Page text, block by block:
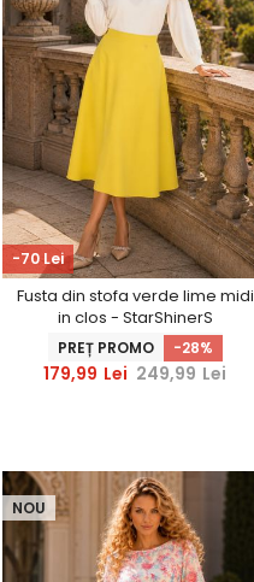
-70 Lei
Fusta din stofa verde lime midi
in clos - StarShinerS
PREȚ PROMO -28%
179,99 Lei 249,99 Lei
NOU